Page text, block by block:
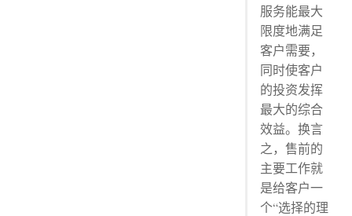
服务能最大
限度地满足
客户需要，
同时使客户
的投资发挥
最大的综合
效益。换言
之，售前的
主要工作就
是给客户一
个“选择的理